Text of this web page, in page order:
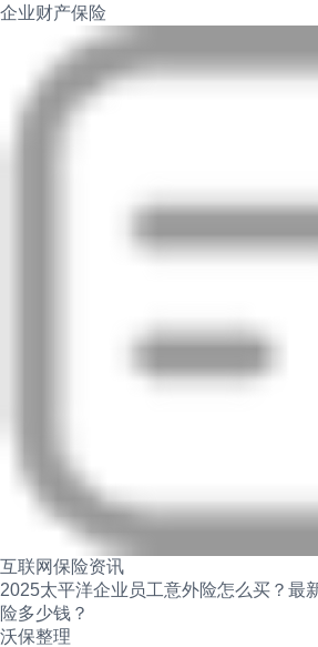
企业财产保险
互联网保险资讯
2025太平洋企业员工意外险怎么买？最
险多少钱？
沃保整理